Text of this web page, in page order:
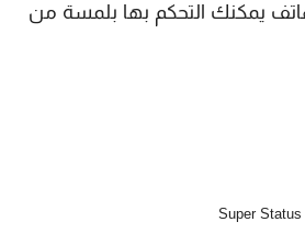
يمكنك التحكم بها بلمسة من